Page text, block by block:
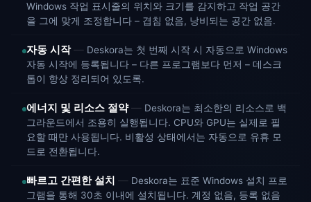
Windows 작업 표시줄의 위치와 크기를 감지하고 작업 공간
을 그에 맞게 조정합니다 – 겹침 없음, 낭비되는 공간 없음.
자동 시작
Deskora는 첫 번째 시작 시 자동으로 Windows
자동 시작에 등록됩니다 – 다른 프로그램보다 먼저 – 데스크
톱이 항상 정리되어 있도록.
에너지 및 리소스 절약
Deskora는 최소한의 리소스로 백
그라운드에서 조용히 실행됩니다. CPU와 GPU는 실제로 필
요할 때만 사용됩니다. 비활성 상태에서는 자동으로 유휴 모
드로 전환됩니다.
빠르고 간편한 설치
Deskora는 표준 Windows 설치 프로
그램을 통해 30초 이내에 설치됩니다. 계정 없음, 등록 없음